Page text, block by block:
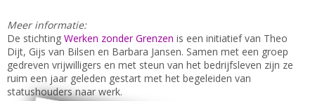
Meer informatie:
De stichting Werken zonder Grenzen is een initiatief van Theo
Dijt, Gijs van Bilsen en Barbara Jansen. Samen met een groep
gedreven vrijwilligers en met steun van het bedrijfsleven zijn ze
ruim een jaar geleden gestart met het begeleiden van
statushouders naar werk.